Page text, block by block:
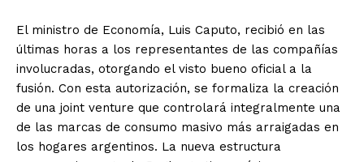
El ministro de Economía, Luis Caputo, recibió en las
últimas horas a los representantes de las compañías
involucradas, otorgando el visto bueno oficial a la
fusión. Con esta autorización, se formaliza la creación
de una joint venture que controlará integralmente una
de las marcas de consumo masivo más arraigadas en
los hogares argentinos. La nueva estructura